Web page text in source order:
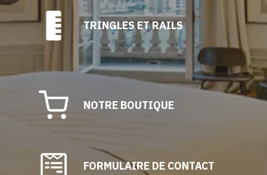
TRINGLES ET RAILS
NOTRE BOUTIQUE
FORMULAIRE DE CONTACT